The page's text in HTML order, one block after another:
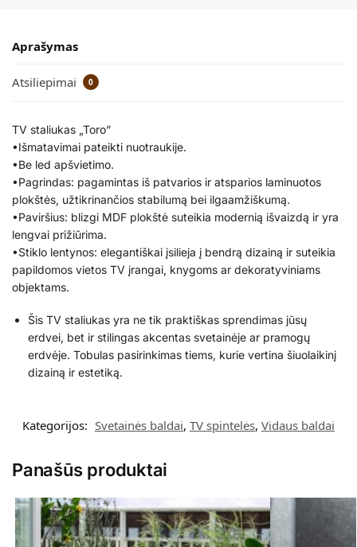
Aprašymas
Atsiliepimai 0
TV staliukas „Toro”
•Išmatavimai pateikti nuotraukije.
•Be led apšvietimo.
•Pagrindas: pagamintas iš patvarios ir atsparios laminuotos
plokštės, užtikrinančios stabilumą bei ilgaamžiškumą.
•Paviršius: blizgi MDF plokštė suteikia modernią išvaizdą ir yra
lengvai prižiūrima.
•Stiklo lentynos: elegantiškai įsilieja į bendrą dizainą ir suteikia
papildomos vietos TV įrangai, knygoms ar dekoratyviniams
objektams.
Šis TV staliukas yra ne tik praktiškas sprendimas jūsų
erdvei, bet ir stilingas akcentas svetainėje ar pramogų
erdvėje. Tobulas pasirinkimas tiems, kurie vertina šiuolaikinį
dizainą ir estetiką.
Kategorijos: Svetainės baldai, TV spintelės, Vidaus baldai
Panašūs produktai